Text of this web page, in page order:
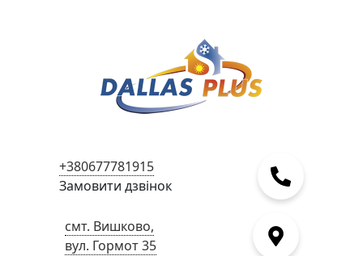
+380677781915
Замовити дзвінок
смт. Вишково,
вул. Гормот 35